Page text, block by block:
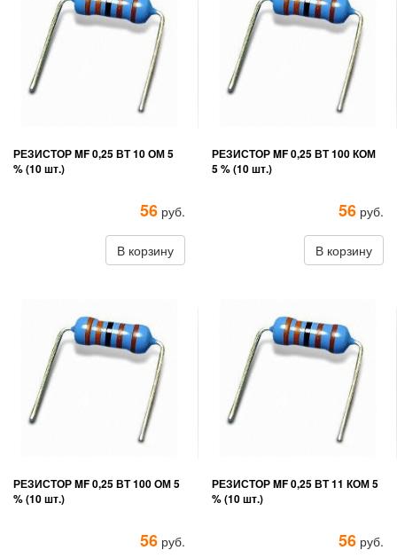
РЕЗИСТОР MF 0,25 ВТ 10 ОМ 5
% (10 шт.)
56 руб.
В корзину
РЕЗИСТОР MF 0,25 ВТ 100 КОМ
5 % (10 шт.)
56 руб.
В корзину
РЕЗИСТОР MF 0,25 ВТ 100 ОМ 5
% (10 шт.)
56 руб.
РЕЗИСТОР MF 0,25 ВТ 11 КОМ 5
% (10 шт.)
56 руб.